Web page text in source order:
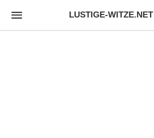
LUSTIGE-WITZE.NET